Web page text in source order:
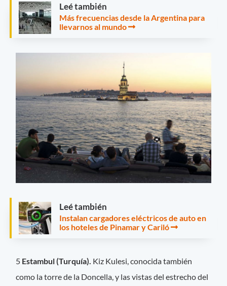
Leé también
Más frecuencias desde la Argentina para
llevarnos al mundo
Leé también
Instalan cargadores eléctricos de auto en
los hoteles de Pinamar y Cariló
5 Estambul (Turquía). Kiz Kulesi, conocida también
como la torre de la Doncella, y las vistas del estrecho del